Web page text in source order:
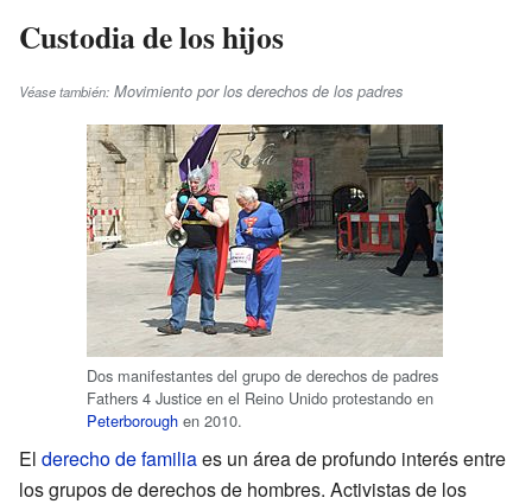
Custodia de los hijos
Véase también: Movimiento por los derechos de los padres
Dos manifestantes del grupo de derechos de padres
Fathers 4 Justice en el Reino Unido protestando en
Peterborough en 2010.
El derecho de familiaes un área de profundo interés entre
los grupos de derechos de hombres. Activistas de los